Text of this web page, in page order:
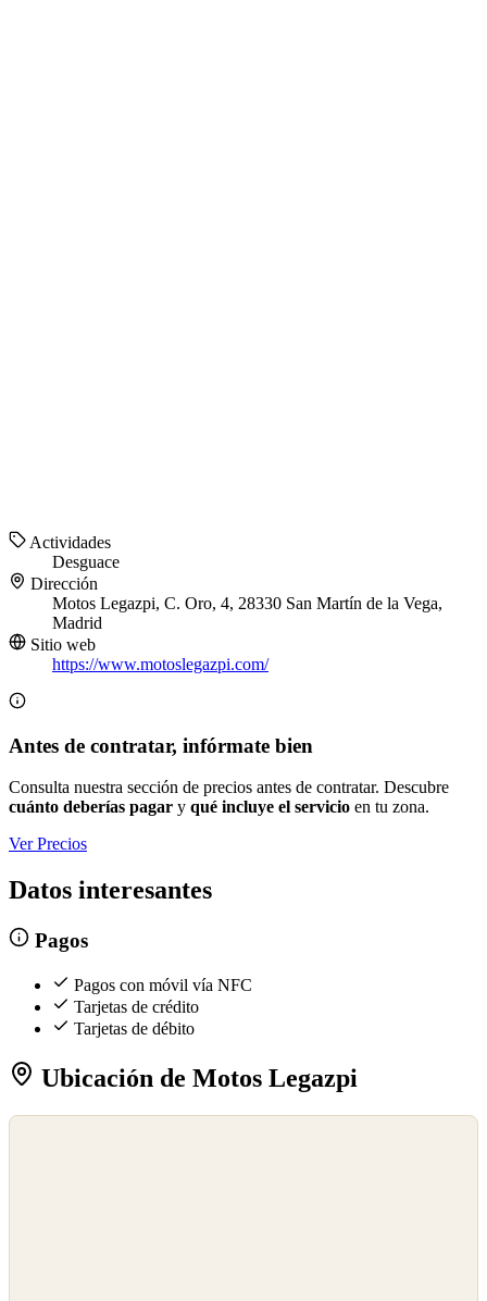
Actividades
Desguace
Dirección
Motos Legazpi, C. Oro, 4, 28330 San Martín de la Vega,
Madrid
Sitio web
https://www.motoslegazpi.com/
Antes de contratar, infórmate bien
Consulta nuestra sección de precios antes de contratar. Descubre
cuánto deberías pagar y qué incluye el servicio en tu zona.
Ver Precios
Datos interesantes
Pagos
Pagos con móvil vía NFC
Tarjetas de crédito
Tarjetas de débito
Ubicación de Motos Legazpi